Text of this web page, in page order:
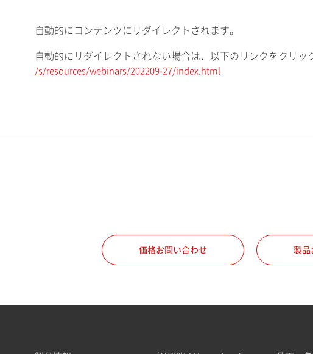
自動的にコンテンツにリダイレクトされます。
自動的にリダイレクトされない場合は、以下のリンクをクリッ
/s/resources/webinars/202209-27/index.html
価格お問い合わせ 製品